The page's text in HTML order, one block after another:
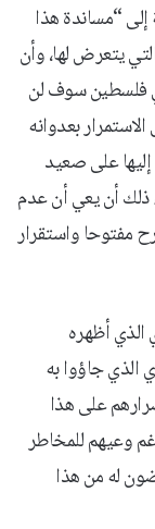
إلى “مساندة هذا
يتعرض لها، وأن
فلسطين سوف لن
بعدوانه
على صعيد
ذلك أن يعي أن عدم
مفتوحا واستقرار
أظهره
الذي جاؤوا به
على هذا
وعيهم للمخاطر
له من هذا